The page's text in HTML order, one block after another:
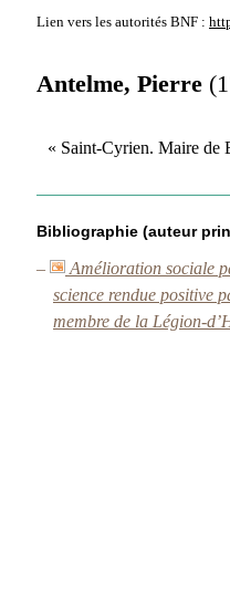
Lien vers les autorités BNF :
Antelme, Pierre
« Saint-Cyrien. Maire de
Bibliographie (auteur
–
Amélioration sociale
science rendue positive
membre de la Légion-